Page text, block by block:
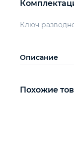
Ключ
Описание
Похожие